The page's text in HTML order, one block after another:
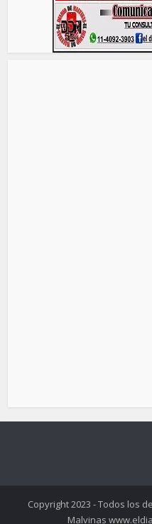
Copyright 2023 - Todos los
Malvinas